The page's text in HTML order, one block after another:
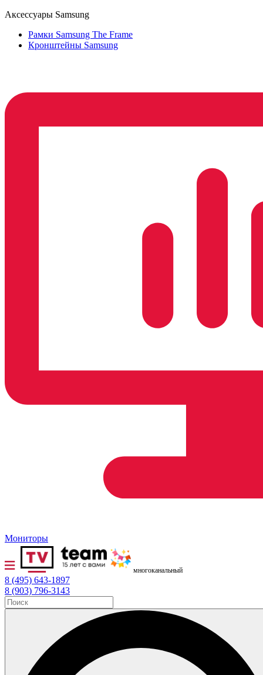
Аксессуары Samsung
Рамки Samsung The Frame
Кронштейны Samsung
Мониторы
многоканальный
8 (495) 643-1897
8 (903) 796-3143